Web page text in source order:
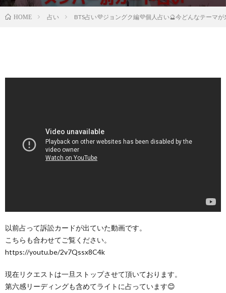
HOME 占い BTS占い💜ジョングク編💜個人占い🔮今どんなテーマ
以前占って訴訟カードが出ていた動画です。
こちらも合わせてご覧ください。
https://youtu.be/2v7Qssx8C4k
現在リクエストは一旦ストップさせて頂いております。
第六感リーディングも含めてライトに占っています😊